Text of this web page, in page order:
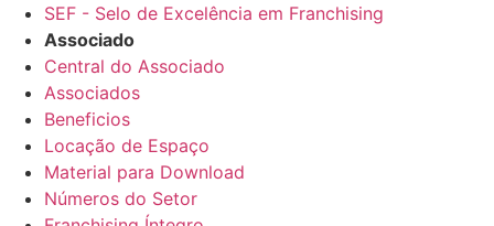
SEF - Selo de Excelência em Franchising
Associado
Central do Associado
Associados
Beneficios
Locação de Espaço
Material para Download
Números do Setor